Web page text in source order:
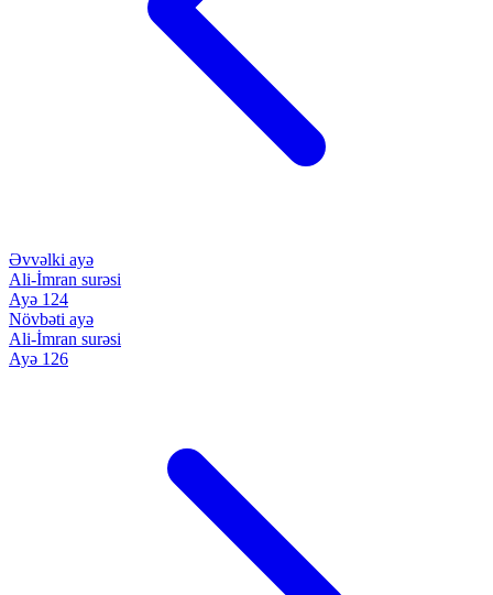
Əvvəlki ayə
Ali-İmran surəsi
Ayə 124
Növbəti ayə
Ali-İmran surəsi
Ayə 126